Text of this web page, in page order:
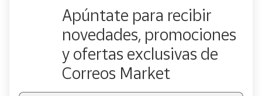
Apúntate para recibir
novedades, promociones
y ofertas exclusivas de
Correos Market